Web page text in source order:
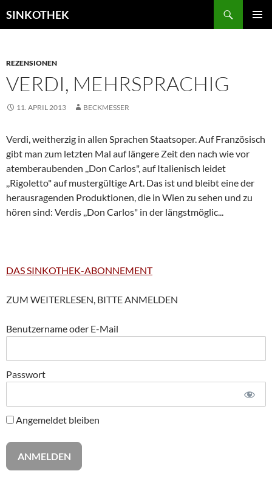
Inhalt
SINKOTHEK
REZENSIONEN
VERDI, MEHRSPRACHIG
11. APRIL 2013 BECKMESSER
Verdi, weitherzig in allen Sprachen Staatsoper. Auf Französisch
gibt man zum letzten Mal auf längere Zeit den nach wie vor
atemberaubenden ,,Don Carlos", auf Italienisch leidet
,,Rigoletto" auf mustergültige Art. Das ist und bleibt eine der
herausragenden Produktionen, die in Wien zu sehen und zu
hören sind: Verdis ,,Don Carlos" in der längstmöglic...
DAS SINKOTHEK-ABONNEMENT
ZUM WEITERLESEN, BITTE ANMELDEN
Benutzername oder E-Mail
Passwort
Angemeldet bleiben